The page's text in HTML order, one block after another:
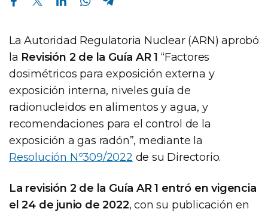
La Autoridad Regulatoria Nuclear (ARN) aprobó
la Revisión 2 de la Guía AR 1 “Factores
dosimétricos para exposición externa y
exposición interna, niveles guía de
radionucleidos en alimentos y agua, y
recomendaciones para el control de la
exposición a gas radón”, mediante la
Resolución Nº309/2022 de su Directorio.
La revisión 2 de la Guía AR 1 entró en vigencia
el 24 de junio de 2022, con su publicación en